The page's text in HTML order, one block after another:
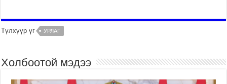
Түлхүүр үг УРЛАГ
Холбоотой мэдээ